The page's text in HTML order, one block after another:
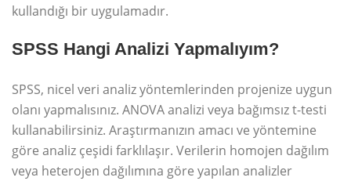
kullandığı bir uygulamadır.
SPSS Hangi Analizi Yapmalıyım?
SPSS, nicel veri analiz yöntemlerinden projenize uygun
olanı yapmalısınız. ANOVA analizi veya bağımsız t-testi
kullanabilirsiniz. Araştırmanızın amacı ve yöntemine
göre analiz çeşidi farklılaşır. Verilerin homojen dağılım
veya heterojen dağılımına göre yapılan analizler